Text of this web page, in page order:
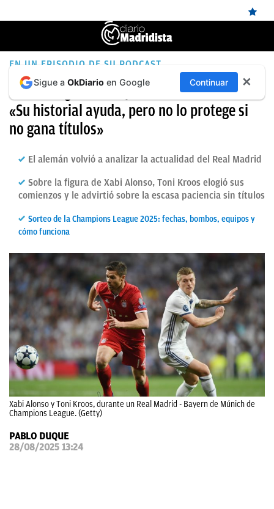
ÚLTIMAS
NOTICIAS
REAL
MADRID
FICHAJES
DIRECTO
PAPARAZZI
OKDIARIO
EN UN EPISODIO DE SU PODCAST
Kroos elogia a Xabi pero también le avisa:
«Su historial ayuda, pero no lo protege si
no gana títulos»
El alemán volvió a analizar la actualidad del Real Madrid
Sobre la figura de Xabi Alonso, Toni Kroos elogió sus
comienzos y le advirtió sobre la escasa paciencia sin títulos
Sorteo de la Champions League 2025: fechas, bombos, equipos y
cómo funciona
Xabi Alonso y Toni Kroos, durante un Real Madrid - Bayern de Múnich de
Champions League. (Getty)
PABLO DUQUE
28/08/2025 13:24
Sigue a OkDiario en Google Continuar ✕